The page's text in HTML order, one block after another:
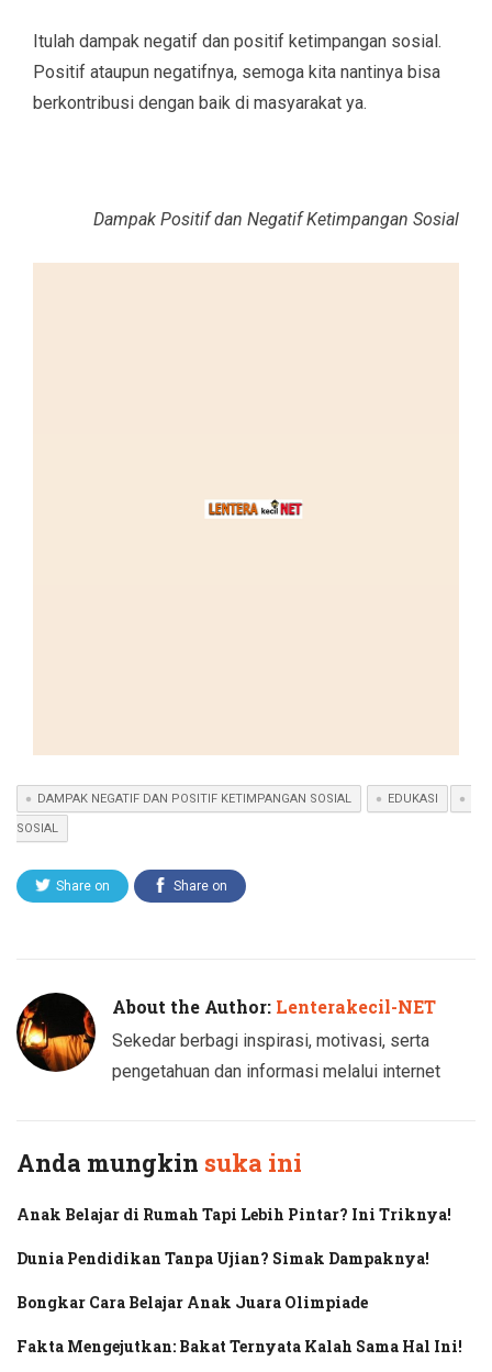
Itulah dampak negatif dan positif ketimpangan sosial.
Positif ataupun negatifnya, semoga kita nantinya bisa
berkontribusi dengan baik di masyarakat ya.
Dampak Positif dan Negatif Ketimpangan Sosial
DAMPAK NEGATIF DAN POSITIF KETIMPANGAN SOSIAL EDUKASI
SOSIAL
Share on Share on
About the Author: Lenterakecil-NET
Sekedar berbagi inspirasi, motivasi, serta
pengetahuan dan informasi melalui internet
Anda mungkin suka ini
Anak Belajar di Rumah Tapi Lebih Pintar? Ini Triknya!
Dunia Pendidikan Tanpa Ujian? Simak Dampaknya!
Bongkar Cara Belajar Anak Juara Olimpiade
Fakta Mengejutkan: Bakat Ternyata Kalah Sama Hal Ini!